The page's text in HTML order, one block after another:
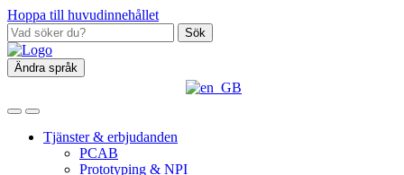
Hoppa till huvudinnehållet
Sök
Ändra språk
Tjänster & erbjudanden
PCAB
Prototyping & NPI